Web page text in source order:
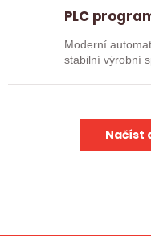
PLC
Moderní automatizace.
Načíst